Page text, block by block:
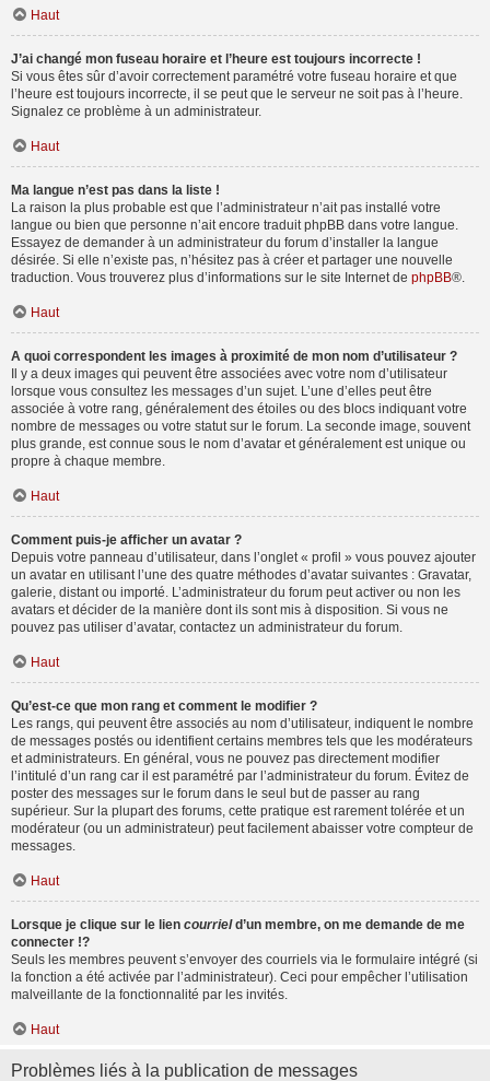
Haut
J’ai changé mon fuseau horaire et l’heure est toujours incorrecte !
Si vous êtes sûr d’avoir correctement paramétré votre fuseau horaire et que
l’heure est toujours incorrecte, il se peut que le serveur ne soit pas à l’heure.
Signalez ce problème à un administrateur.
Haut
Ma langue n’est pas dans la liste !
La raison la plus probable est que l’administrateur n’ait pas installé votre
langue ou bien que personne n’ait encore traduit phpBB dans votre langue.
Essayez de demander à un administrateur du forum d’installer la langue
désirée. Si elle n’existe pas, n’hésitez pas à créer et partager une nouvelle
traduction. Vous trouverez plus d’informations sur le site Internet de phpBB®.
Haut
A quoi correspondent les images à proximité de mon nom d’utilisateur ?
Il y a deux images qui peuvent être associées avec votre nom d’utilisateur
lorsque vous consultez les messages d’un sujet. L’une d’elles peut être
associée à votre rang, généralement des étoiles ou des blocs indiquant votre
nombre de messages ou votre statut sur le forum. La seconde image, souvent
plus grande, est connue sous le nom d’avatar et généralement est unique ou
propre à chaque membre.
Haut
Comment puis-je afficher un avatar ?
Depuis votre panneau d’utilisateur, dans l’onglet « profil » vous pouvez ajouter
un avatar en utilisant l’une des quatre méthodes d’avatar suivantes : Gravatar,
galerie, distant ou importé. L’administrateur du forum peut activer ou non les
avatars et décider de la manière dont ils sont mis à disposition. Si vous ne
pouvez pas utiliser d’avatar, contactez un administrateur du forum.
Haut
Qu’est-ce que mon rang et comment le modifier ?
Les rangs, qui peuvent être associés au nom d’utilisateur, indiquent le nombre
de messages postés ou identifient certains membres tels que les modérateurs
et administrateurs. En général, vous ne pouvez pas directement modifier
l’intitulé d’un rang car il est paramétré par l’administrateur du forum. Évitez de
poster des messages sur le forum dans le seul but de passer au rang
supérieur. Sur la plupart des forums, cette pratique est rarement tolérée et un
modérateur (ou un administrateur) peut facilement abaisser votre compteur de
messages.
Haut
Lorsque je clique sur le lien courrield’un membre, on me demande de me
connecter !?
Seuls les membres peuvent s’envoyer des courriels via le formulaire intégré (si
la fonction a été activée par l’administrateur). Ceci pour empêcher l’utilisation
malveillante de la fonctionnalité par les invités.
Haut
Problèmes liés à la publication de messages